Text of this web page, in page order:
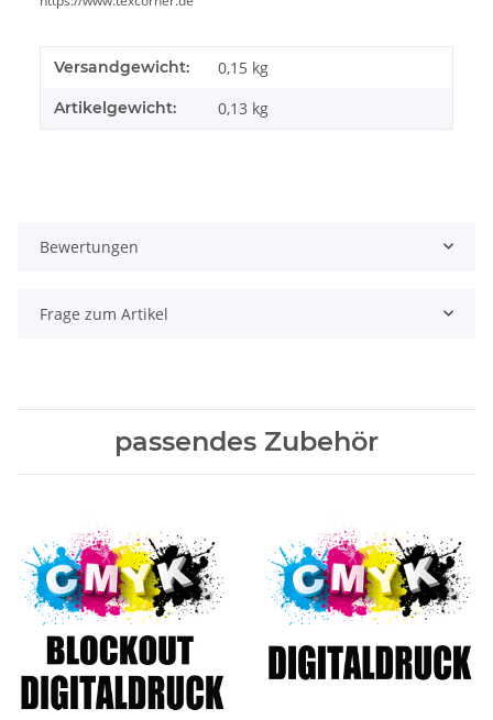
Versandgewicht: 0,15 kg
Artikelgewicht: 0,13 kg
Bewertungen
Frage zum Artikel
passendes Zubehör